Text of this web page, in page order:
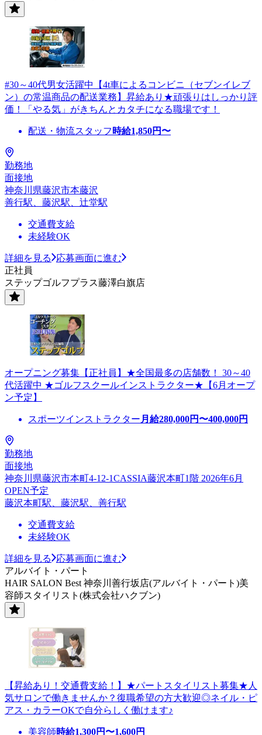
#30～40代男女活躍中【4t車によるコンビニ（セブンイレブ
ン）の常温商品の配送業務】昇給あり★頑張りはしっかり評
価！「やる気」がきちんとカタチになる職場です！
配送・物流スタッフ 時給1,850円〜
勤務地
面接地
神奈川県藤沢市本藤沢
善行駅、藤沢駅、辻堂駅
交通費支給
未経験OK
詳細を見る
応募画面に進む
正社員
ステップゴルフプラス藤澤白旗店
オープニング募集【正社員】★全国最多の店舗数！ 30～40
代活躍中 ★ゴルフスクールインストラクター★【6月オープ
ン予定】
スポーツインストラクター 月給280,000円〜400,000円
勤務地
面接地
神奈川県藤沢市本町4-12-1CASSIA藤沢本町1階 2026年6月
OPEN予定
藤沢本町駅、藤沢駅、善行駅
交通費支給
未経験OK
詳細を見る
応募画面に進む
アルバイト・パート
HAIR SALON Best 神奈川善行坂店(アルバイト・パート)美
容師スタイリスト(株式会社ハクブン)
【昇給あり！交通費支給！】★パートスタイリスト募集★人
気サロンで働きませんか？復職希望の方大歓迎◎ネイル・ピ
アス・カラーOKで自分らしく働けます♪
美容師時給1,300円〜1,600円